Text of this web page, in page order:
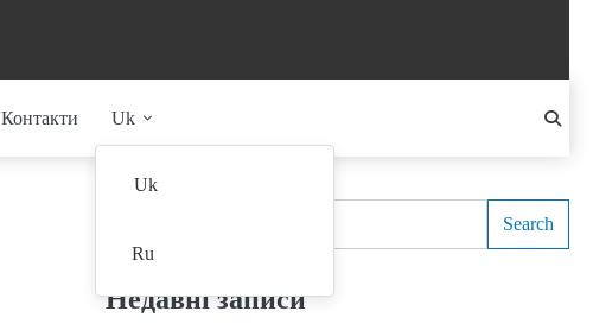
Контакти Uk
Uk
Ru
Search
Недавні записи